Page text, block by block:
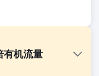
有机流量